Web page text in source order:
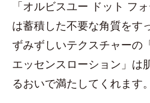
「オルビスユー ドット フ
は蓄積した不要な角質をす
ずみずしいテクスチャーの
エッセンスローション」は
るおいで満たしてくれます。